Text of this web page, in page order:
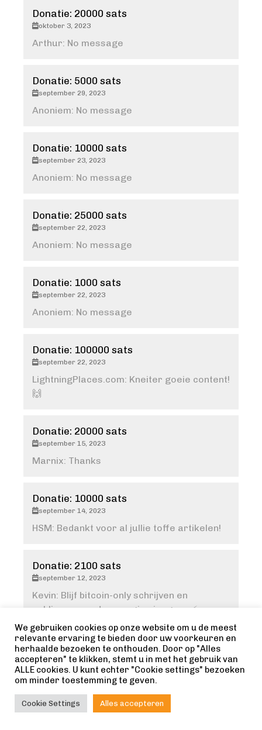
Donatie: 20000 sats
oktober 3, 2023
Arthur: No message
Donatie: 5000 sats
september 29, 2023
Anoniem: No message
Donatie: 10000 sats
september 23, 2023
Anoniem: No message
Donatie: 25000 sats
september 22, 2023
Anoniem: No message
Donatie: 1000 sats
september 22, 2023
Anoniem: No message
Donatie: 100000 sats
september 22, 2023
LightningPlaces.com: Kneiter goeie content!
🙌
Donatie: 20000 sats
september 15, 2023
Marnix: Thanks
Donatie: 10000 sats
september 14, 2023
HSM: Bedankt voor al jullie toffe artikelen!
Donatie: 2100 sats
september 12, 2023
Kevin: Blijf bitcoin-only schrijven en
publiceren op deze pagina jongens ⚡️
Donatie: 2100 sats
september 12, 2023
Mr Crown: Kan niet wachten op deel 2!
Donatie: 10000 sats
We gebruiken cookies op onze website om u de meest
relevante ervaring te bieden door uw voorkeuren en
herhaalde bezoeken te onthouden. Door op "Alles
accepteren" te klikken, stemt u in met het gebruik van
ALLE cookies. U kunt echter "Cookie settings" bezoeken
om minder toestemming te geven.
Cookie Settings Alles accepteren